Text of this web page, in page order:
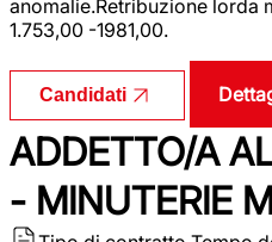
anomalie.Retribuzione lorda
1.753,00 -1981,00.
Candidati
ADDETTO/A
- MINUTERIE